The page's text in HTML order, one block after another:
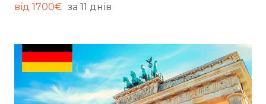
від 1700€ за 11 днів